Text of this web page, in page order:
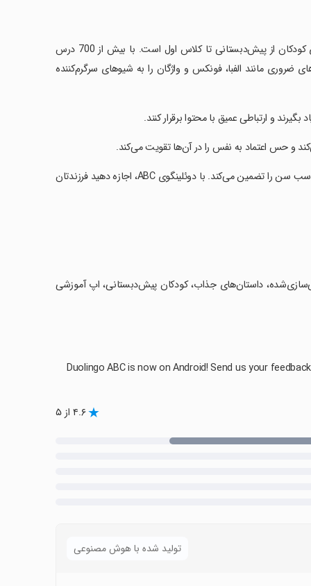
دوئلینگوی ABC، اپلیکیشن جذاب و آموزشی برای یادگیری خواندن و نوشتن برای کودکان از پیش‌دبستانی تا کلاس اول است. با بیش از 700 درس
مانند الفبا، فونکس و واژگان را به شیوهای سرگرم‌کننده
و ارتباطی عمیق با محتوا برقرار کنند.
و حس اعتماد به نفس را در آن‌ها تقویت می‌کند.
‏ضدآگهی و ایمن برای کودکان، این اپ کیفیاتی چون یادگیری آفلاین و درس‌های مناسب سن را تضمین می‌کند. با دوئلینگوی ABC، اجازه دهید فرزندتان
داستان‌های جذاب، کودکان پیش‌دبستانی، اپ آموزشی
Duolingo ABC is now on Android! Send us your
۴.۶ از ۵
تولید شده با هوش مصنوعی